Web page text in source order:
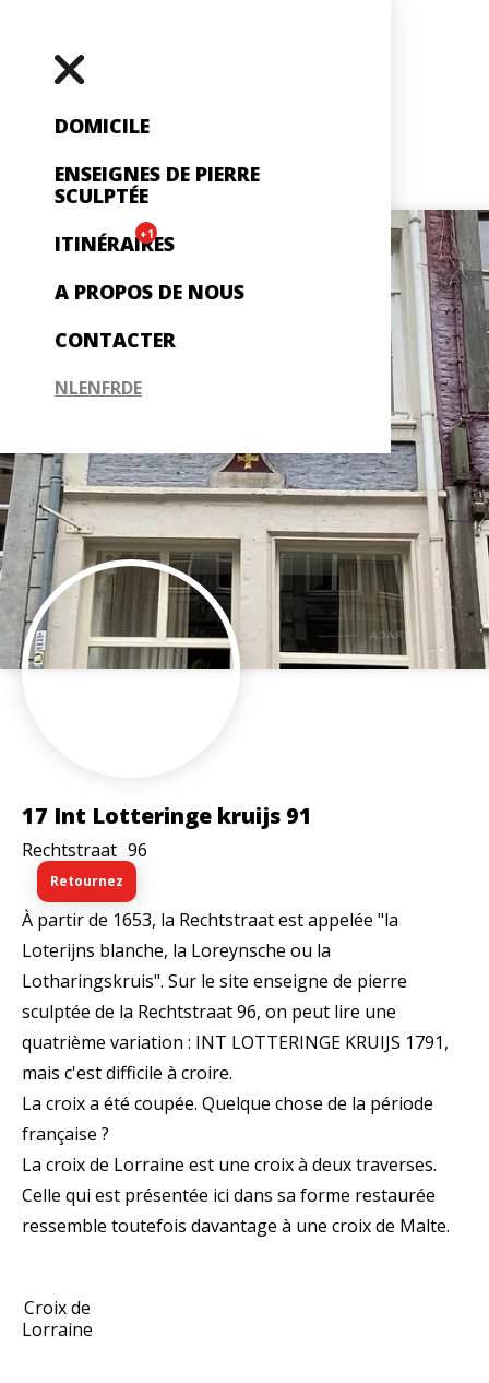
DOMICILE
ENSEIGNES DE PIERRE
SCULPTÉE
ITINÉRAIRES
+1
A PROPOS DE NOUS
CONTACTER
NLENFRDE
17 Int Lotteringe kruijs 91
Rechtstraat 96
Retournez
À partir de 1653, la Rechtstraat est appelée "la
Loterijns blanche, la Loreynsche ou la
Lotharingskruis". Sur le site enseigne de pierre
sculptée de la Rechtstraat 96, on peut lire une
quatrième variation : INT LOTTERINGE KRUIJS 1791,
mais c'est difficile à croire.
La croix a été coupée. Quelque chose de la période
française ?
La croix de Lorraine est une croix à deux traverses.
Celle qui est présentée ici dans sa forme restaurée
ressemble toutefois davantage à une croix de Malte.
Croix de
Lorraine